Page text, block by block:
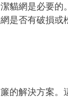
貓網是必要
是否有破損
的解決方案